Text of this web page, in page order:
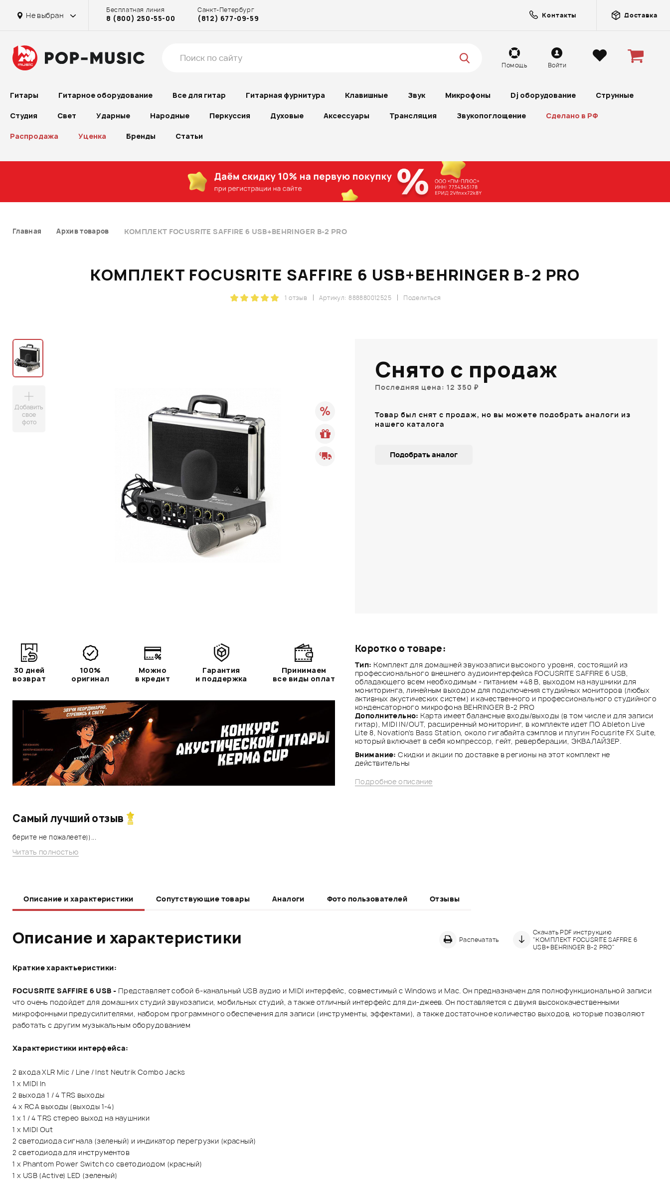
Не выбран
Бесплатная линия
8 (800) 250-55-00
Санкт-Петербург
(812) 677-09-59 Контакты Доставка
Помощь Войти
Гитары Гитарное оборудование Все для гитар Гитарная фурнитура Клавишные Звук Микрофоны Dj оборудование Струнные
Студия Свет Ударные Народные Перкуссия Духовые Аксессуары Трансляция Звукопоглощение Сделано в РФ
Распродажа Уценка Бренды Статьи
Главная Архив товаров КОМПЛЕКТ FOCUSRITE SAFFIRE 6 USB+BEHRINGER B-2 PRO
КОМПЛЕКТ FOCUSRITE SAFFIRE 6 USB+BEHRINGER B-2 PRO
Поделиться
Артикул: 888880012525
1 отзыв
Добавить
свое
фото
Коротко о товаре:
Тип: Комплект для домашней звукозаписи высокого уровня, состоящий из
профессионального внешнего аудиоинтерфейса FOCUSRITE SAFFIRE 6 USB,
обладающего всем необходимым - питанием +48 В, выходом на наушники для
мониторинга, линейным выходом для подключения студийных мониторов (любых
активных акустических систем) и качественного и профессионального студийного
конденсаторного микрофона BEHRINGER B-2 PRO
Дополнительно: Карта имеет балансные входы/выходы (в том числе и для записи
гитар), MIDI IN/OUT, расширенный мониторинг, в комплекте идет ПО Ableton Live
Lite 8, Novation's Bass Station, около гигабайта сэмплов и плугин Focusrite FX Suite,
который включает в себя компрессор, гейт, реверберации, ЭКВАЛАЙЗЕР.
Внимание: Скидки и акции по доставке в регионы на этот комплект не
действительны
Подробное описание
Снято с продаж
Последняя цена: 12 350 ₽
Товар был снят с продаж, но вы можете подобрать аналоги из
нашего каталога
Подобрать аналог
30 дней
возврат
100%
оригинал
Можно
в кредит
Гарантия
и поддержка
Принимаем
все виды оплат
Самый лучший отзыв
берите не пожалеете))...
Читать полностью
Описание и характеристики Сопутствующие товары Аналоги Фото пользователей Отзывы
Описание и характеристики Распечатать
Скачать PDF инструкцию
"КОМПЛЕКТ FOCUSRITE SAFFIRE 6
USB+BEHRINGER B-2 PRO"
Краткие характьеристики:
FOCUSRITE SAFFIRE 6 USB - Представляет собой 6-канальный USB аудио и MIDI интерфейс, совместимый с Windows и Mac. Он предназначен для полнофункциональной записи
что очень подойдет для домашних студий звукозаписи, мобильных студий, а также отличный интерфейс для ди-джеев. Он поставляется с двумя высококачественными
микрофонными предусилителями, набором программного обеспечения для записи (инструменты, эффектами), а также достаточное количество выходов, которые позволяют
работать с другим музыкальным оборудованием
Характеристики интерфейса:
2 входа XLR Mic / Line / Inst Neutrik Combo Jacks
1 х MIDI In
2 выхода 1 / 4 TRS выходы
4 х RCA выходы (выходы 1-4)
1 х 1 / 4 TRS стерео выход на наушники
1 х MIDI Out
2 светодиода сигнала (зеленый) и индикатор перегрузки (красный)
2 светодиода для инструментов
1 х Phantom Power Switch со светодиодом (красный)
1 х USB (Active) LED (зеленый)